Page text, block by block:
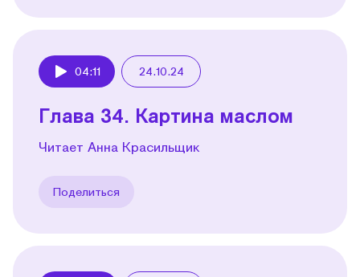
04:11 24.10.24
Глава 34. Картина маслом
Читает Анна Красильщик
Поделиться